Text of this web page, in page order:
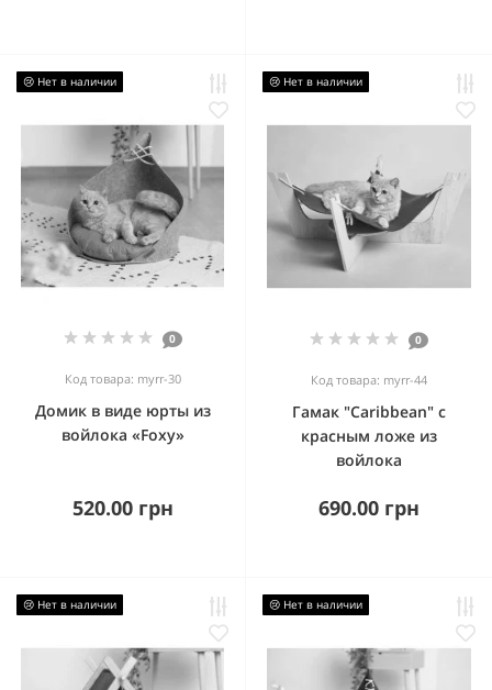
😢 Нет в наличии
0
Код товара: myrr-30
Домик в виде юрты из
войлока «Foxy»
520.00 грн
😢 Нет в наличии
0
Код товара: myrr-44
Гамак "Caribbean" с
красным ложе из
войлока
690.00 грн
😢 Нет в наличии 😢 Нет в наличии